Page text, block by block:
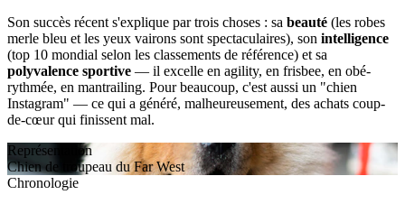
Son succès récent s'explique par trois choses : sa beauté (les robes
merle bleu et les yeux vairons sont spectaculaires), son intelligence
(top 10 mondial selon les classements de référence) et sa
polyvalence sportive — il excelle en agility, en frisbee, en obé-
rythmée, en mantrailing. Pour beaucoup, c'est aussi un "chien
Instagram" — ce qui a généré, malheureusement, des achats coup-
de-cœur qui finissent mal.
Représentation
Chien de troupeau du Far West
Chronologie